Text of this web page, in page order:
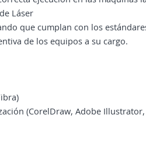
Láser
que cumplan con los
de los equipos a su cargo.
(CorelDraw, Adobe